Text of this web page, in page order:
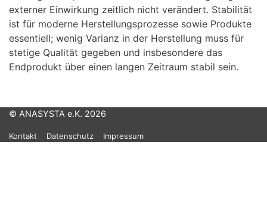
externer Einwirkung zeitlich nicht verändert. Stabilität
ist für moderne Herstellungsprozesse sowie Produkte
essentiell; wenig Varianz in der Herstellung muss für
stetige Qualität gegeben und insbesondere das
Endprodukt über einen langen Zeitraum stabil sein.
© ANASYSTA e.K. 2026
Kontakt Datenschutz Impressum